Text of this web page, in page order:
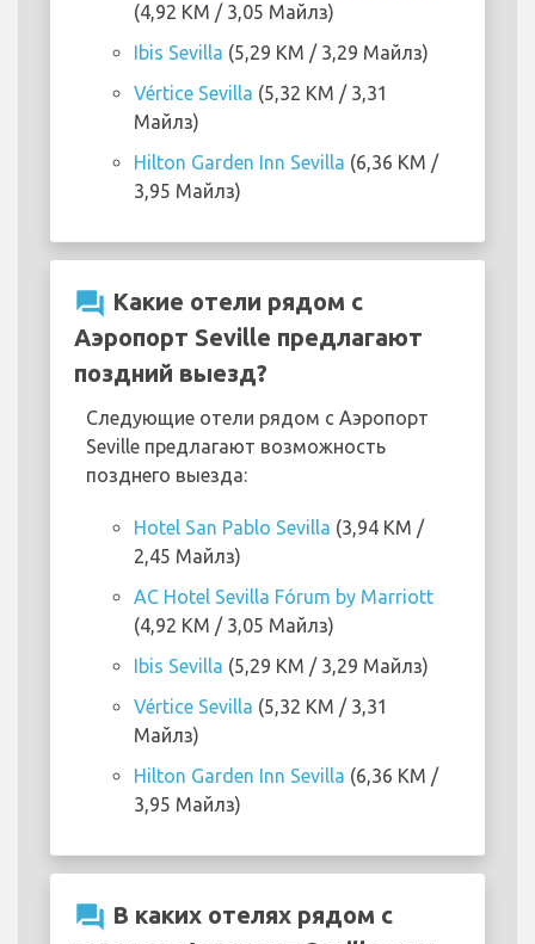
(4,92 KM / 3,05 Майлз)
Ibis Sevilla (5,29 KM / 3,29 Майлз)
Vértice Sevilla (5,32 KM / 3,31
Майлз)
Hilton Garden Inn Sevilla (6,36 KM /
3,95 Майлз)
question_answer Какие отели рядом с
Аэропорт Seville предлагают
поздний выезд?
Следующие отели рядом с Аэропорт
Seville предлагают возможность
позднего выезда:
Hotel San Pablo Sevilla (3,94 KM /
2,45 Майлз)
AC Hotel Sevilla Fórum by Marriott
(4,92 KM / 3,05 Майлз)
Ibis Sevilla (5,29 KM / 3,29 Майлз)
Vértice Sevilla (5,32 KM / 3,31
Майлз)
Hilton Garden Inn Sevilla (6,36 KM /
3,95 Майлз)
question_answer В каких отелях рядом с